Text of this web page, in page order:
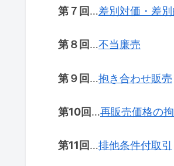
第７回…差別対価・差
第８回…不当廉売
第９回…抱き合わせ販売
第10回…再販売価格の
第11回…排他条件付取引